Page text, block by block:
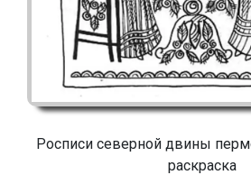
Росписи северной двины
раскраска